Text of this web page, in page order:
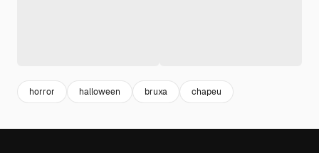
horror halloween bruxa chapeu